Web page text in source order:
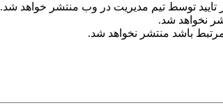
توسط تیم مدیریت در وب منتشر خواهد شد.
نخواهد شد.
باشد منتشر نخواهد شد.